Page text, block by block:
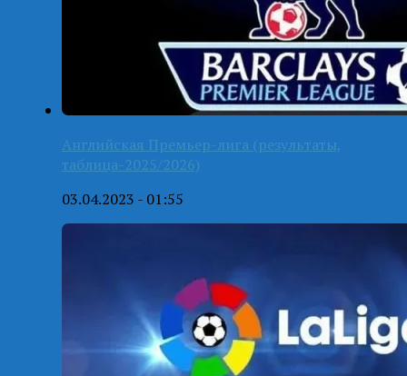
Английская Премьер-лига (результаты,
таблица-2025/2026)
03.04.2023 - 01:55